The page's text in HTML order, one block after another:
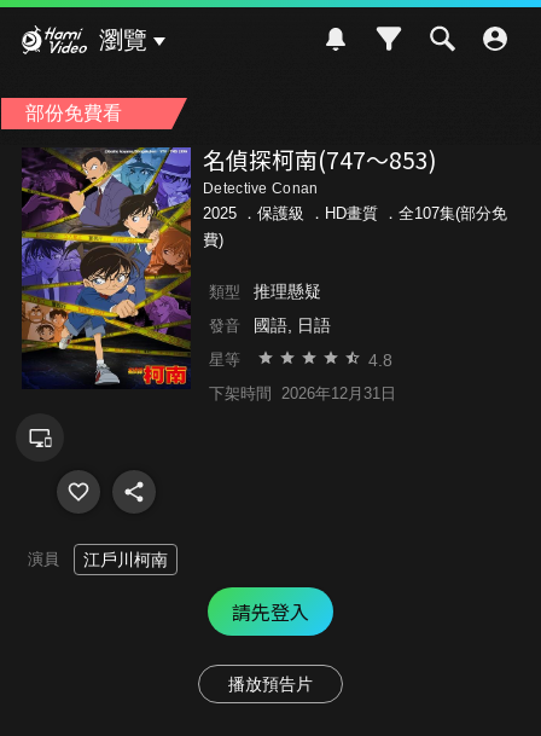
瀏覽
部份免費看
名偵探柯南(747～853)
Detective Conan
2025 ． 保護級
．HD畫質 ．全107集(部分免
費)
類型 推理懸疑
發音 國語, 日語
星等 4.8
下架時間 2026年12月31日
演員 江戶川柯南
請先登入
播放預告片